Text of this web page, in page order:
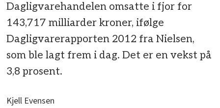
Dagligvarehandelen omsatte i fjor for
143,717 milliarder kroner, ifølge
Dagligvarerapporten 2012 fra Nielsen,
som ble lagt frem i dag. Det er en vekst på
3,8 prosent.
Kjell Evensen